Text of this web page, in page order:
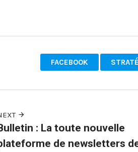
FACEBOOK
: La toute nouvelle
de newsletters